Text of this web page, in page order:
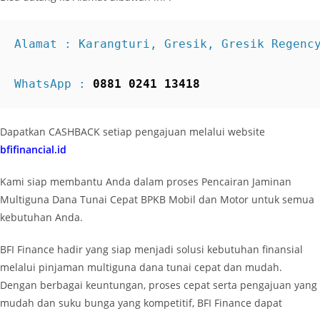
WhatsApp : 0881 0241 13418
Dapatkan CASHBACK setiap pengajuan melalui website
bfifinancial.id
Kami siap membantu Anda dalam proses Pencairan Jaminan
Multiguna Dana Tunai Cepat BPKB Mobil dan Motor untuk semua
kebutuhan Anda.
BFI Finance hadir yang siap menjadi solusi kebutuhan finansial
melalui pinjaman multiguna dana tunai cepat dan mudah.
Dengan berbagai keuntungan, proses cepat serta pengajuan yang
mudah dan suku bunga yang kompetitif, BFI Finance dapat